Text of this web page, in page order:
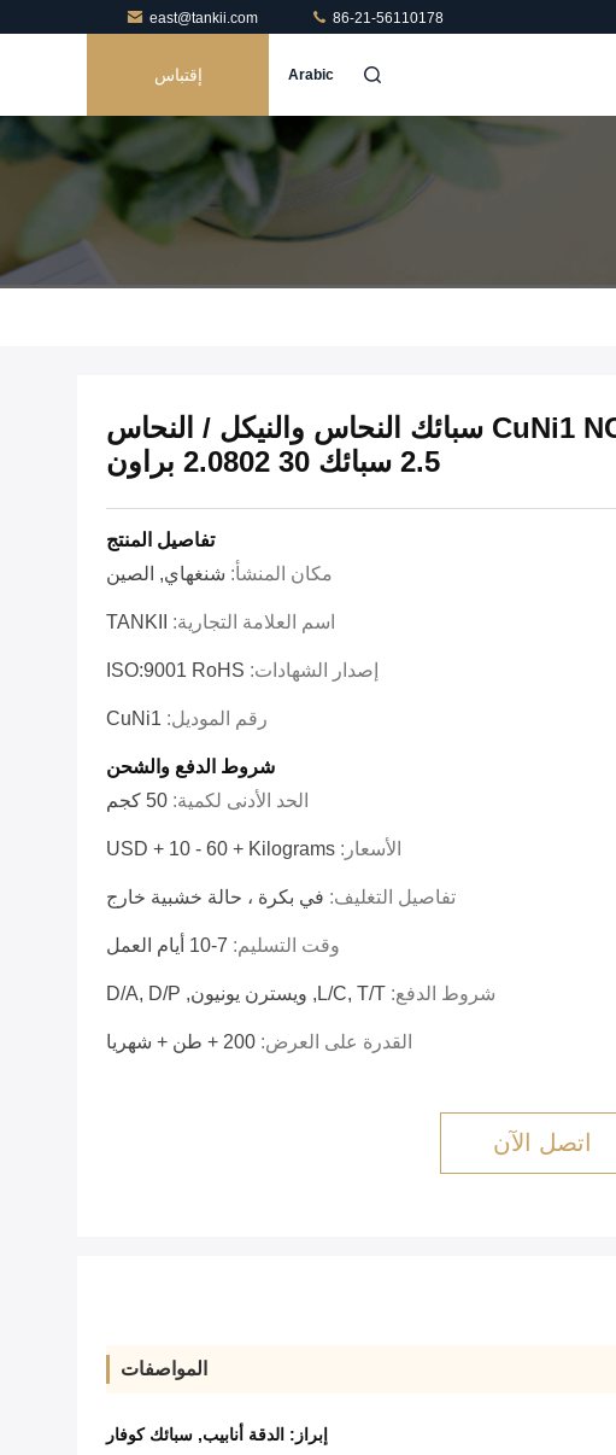
east@tankii.com 86-21-56110178
Arabic إقتباس
مقاومة منخفضة CuNi1 NC003 سبائك النحاس والنيكل / النحاس
2.5 سبائك 30 2.0802 براون
تفاصيل المنتج
مكان المنشأ: شنغهاي, الصين
اسم العلامة التجارية: TANKII
إصدار الشهادات: ISO:9001 RoHS
رقم الموديل: CuNi1
شروط الدفع والشحن
الحد الأدنى لكمية: 50 كجم
الأسعار: USD + 10 - 60 + Kilograms
تفاصيل التغليف: في بكرة ، حالة خشبية خارج
وقت التسليم: 7-10 أيام العمل
شروط الدفع: L/C, T/T, ويسترن يونيون, D/A, D/P
القدرة على العرض: 200 + طن + شهريا
اتصل الآن
المواصفات
إبراز: الدقة أنابيب, سبائك كوفار